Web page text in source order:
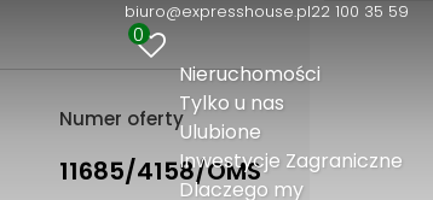
biuro@expresshouse.pl22 100 35 59
0
Nieruchomości
Tylko u nas
Ulubione
Inwestycje Zagraniczne
Dlaczego my
Numer oferty
11685/4158/OMS